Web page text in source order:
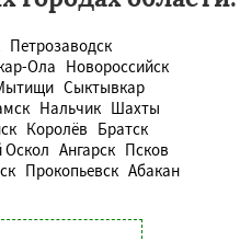
Петрозаводск
Ола Новороссийск
Сыктывкар
Нальчик Шахты
Королёв Братск
Оскол Ангарск Псков
Прокопьевск Абакан